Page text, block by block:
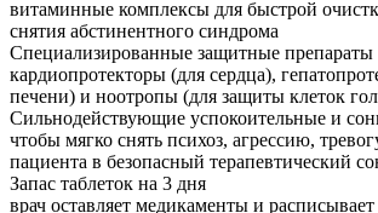
витаминные комплексы для быстрой
снятия абстинентного синдрома
Специализированные защитные препараты
кардиопротекторы (для сердца),
печени) и ноотропы (для защиты клеток
Сильнодействующие успокоительные и
чтобы мягко снять психоз, агрессию,
пациента в безопасный терапевтический
Запас таблеток на 3 дня
врач оставляет медикаменты и